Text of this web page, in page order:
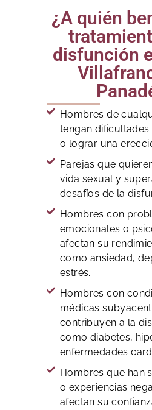
¿A quién
disfunción
Hombres de
tengan
o lograr una
Parejas que
vida sexual y
desafíos de la
Hombres con
emocionales o
afectan su
como ansiedad,
estrés.
Hombres con
médicas
contribuyen a la
como diabetes,
enfermedades
Hombres que han
o experiencias
afectan su